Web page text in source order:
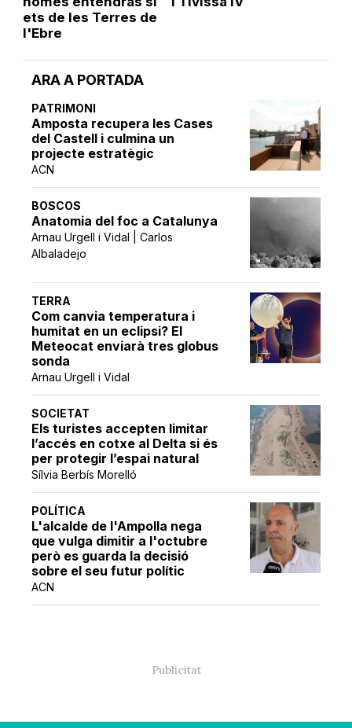
ARA A PORTADA
PATRIMONI
Amposta recupera les Cases
del Castell i culmina un
projecte estratègic
ACN
BOSCOS
Anatomia del foc a Catalunya
Arnau Urgell i Vidal | Carlos
Albaladejo
TERRA
Com canvia temperatura i
humitat en un eclipsi? El
Meteocat enviarà tres globus
sonda
Arnau Urgell i Vidal
SOCIETAT
Els turistes accepten limitar
l’accés en cotxe al Delta si és
per protegir l’espai natural
Sílvia Berbís Morelló
POLÍTICA
L'alcalde de l'Ampolla nega
que vulga dimitir a l'octubre
però es guarda la decisió
sobre el seu futur polític
ACN
ets de les Terres de
l'Ebre